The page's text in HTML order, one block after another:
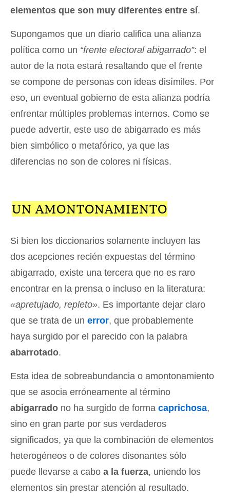
elementos que son muy diferentes entre sí.
Supongamos que un diario califica una alianza
política como un “frente electoral abigarrado”: el
autor de la nota estará resaltando que el frente
se compone de personas con ideas disímiles. Por
eso, un eventual gobierno de esta alianza podría
enfrentar múltiples problemas internos. Como se
puede advertir, este uso de abigarrado es más
bien simbólico o metafórico, ya que las
diferencias no son de colores ni físicas.
UN AMONTONAMIENTO
Si bien los diccionarios solamente incluyen las
dos acepciones recién expuestas del término
abigarrado, existe una tercera que no es raro
encontrar en la prensa o incluso en la literatura:
«apretujado, repleto». Es importante dejar claro
que se trata de un error, que probablemente
haya surgido por el parecido con la palabra
abarrotado.
Esta idea de sobreabundancia o amontonamiento
que se asocia erróneamente al término
abigarrado no ha surgido de forma caprichosa,
sino en gran parte por sus verdaderos
significados, ya que la combinación de elementos
heterogéneos o de colores disonantes sólo
puede llevarse a cabo a la fuerza, uniendo los
elementos sin prestar atención al resultado.